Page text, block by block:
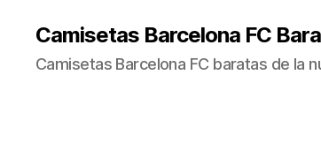
Camisetas Barcelona FC
Camisetas Barcelona FC baratas de la